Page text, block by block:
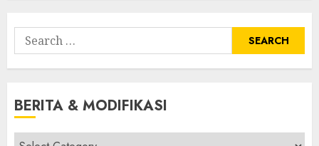
Search
for:
BERITA & MODIFIKASI
Berita